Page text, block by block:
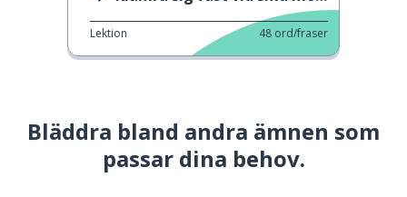
Lektion 48 ord/fraser
Bläddra bland andra ämnen som
passar dina behov.